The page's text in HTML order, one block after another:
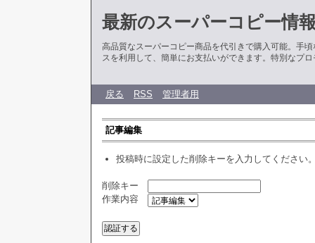
最新のスーパーコピー情
高品質なスーパーコピー商品を代引きで購入可能。手
スを利用して、簡単にお支払いができます。特別なプ
戻る RSS 管理者用
記事編集
投稿時に設定した削除キーを入力してください
削除キー
作業内容